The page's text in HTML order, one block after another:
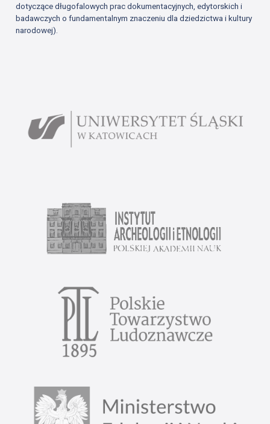
dotyczące długofalowych prac dokumentacyjnych, edytorskich i
badawczych o fundamentalnym znaczeniu dla dziedzictwa i kultury
narodowej).